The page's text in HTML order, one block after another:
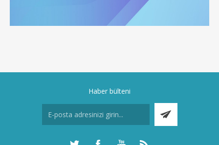
Haber bülteni